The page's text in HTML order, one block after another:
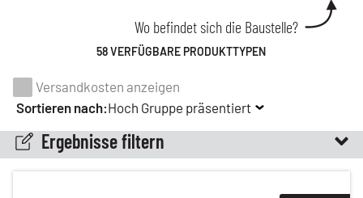
Wo befindet sich die Baustelle?
58 VERFÜGBARE PRODUKTTYPEN
Ergebnisse filtern
Versandkosten anzeigen
Sortieren nach:Hoch Gruppe präsentiert